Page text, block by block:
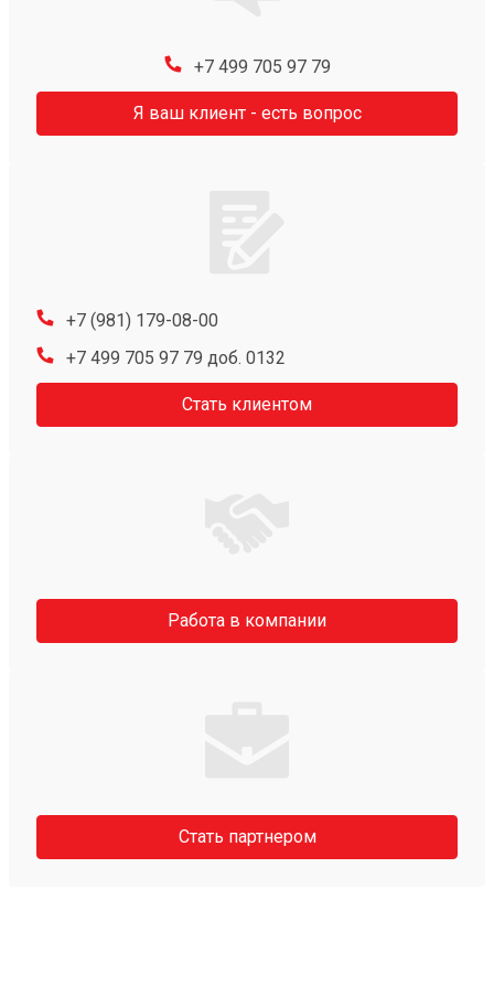
+7 499 705 97 79
Я ваш клиент - есть вопрос
+7 (981) 179-08-00
+7 499 705 97 79 доб. 0132
Стать клиентом
Работа в компании
Стать партнером